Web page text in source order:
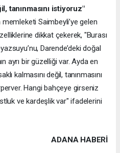
tanınmasını istiyoruz"
Saimbeyli’ye gelen
dikkat çekerek, "Burası
Darende’deki doğal
ayrı bir güzelliği var. Ayda en
kalmasını değil, tanınmasını
Hangi bahçeye girseniz
ve kardeşlik var" ifadelerini
ADANA HABERİ